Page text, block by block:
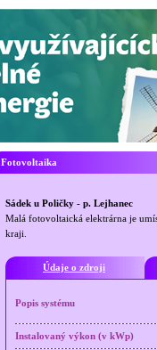
Fotovoltaika
Sádek u Poličky - p. Lejhanec
Malá fotovoltaická elektrárna je
kraji.
Údaje o zdroji
Popis systému
Instalovaný výkon (v kWp)